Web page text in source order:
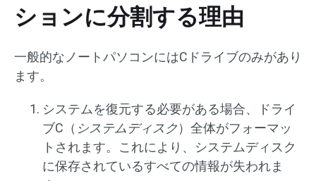
ションに分割する理由
一般的なノートパソコンにはCドライブのみがあり
ます。
システムを復元する必要がある場合、ドライ
ブC（ システムディスク）全体がフォーマッ
トされます。これにより、システムディスク
に保存されているすべての情報が失われま